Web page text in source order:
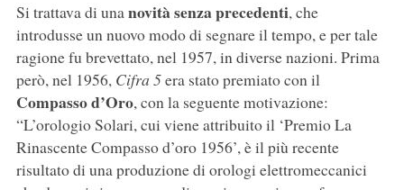
Si trattava di unanovità senza precedenti, che
introdusse un nuovo modo di segnare il tempo, e per tale
ragione fu brevettato, nel 1957, in diverse nazioni. Prima
però, nel 1956, Cifra 5era stato premiato con il
Compasso d’Oro, con la seguente motivazione:
“L’orologio Solari, cui viene attribuito il ‘Premio La
Rinascente Compasso d’oro 1956’, è il più recente
risultato di una produzione di orologi elettromeccanici